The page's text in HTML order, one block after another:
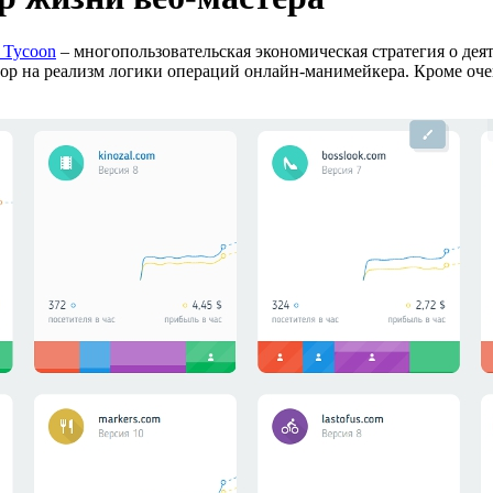
Tycoon – многопользовательская экономическая стратегия о
реализм логики операций онлайн-манимейкера. Кроме